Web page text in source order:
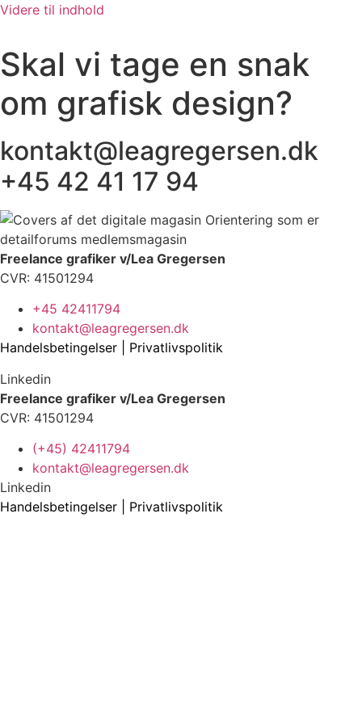
Videre til indhold
Skal vi tage en snak
om grafisk design?
kontakt@leagregersen.dk
+45 42 41 17 94
Freelance grafiker v/Lea Gregersen
CVR: 41501294
+45 42411794
kontakt@leagregersen.dk
Handelsbetingelser
Privatlivspolitik
Linkedin
Freelance grafiker v/Lea Gregersen
CVR: 41501294
(+45) 42411794
kontakt@leagregersen.dk
Linkedin
Handelsbetingelser
Privatlivspolitik